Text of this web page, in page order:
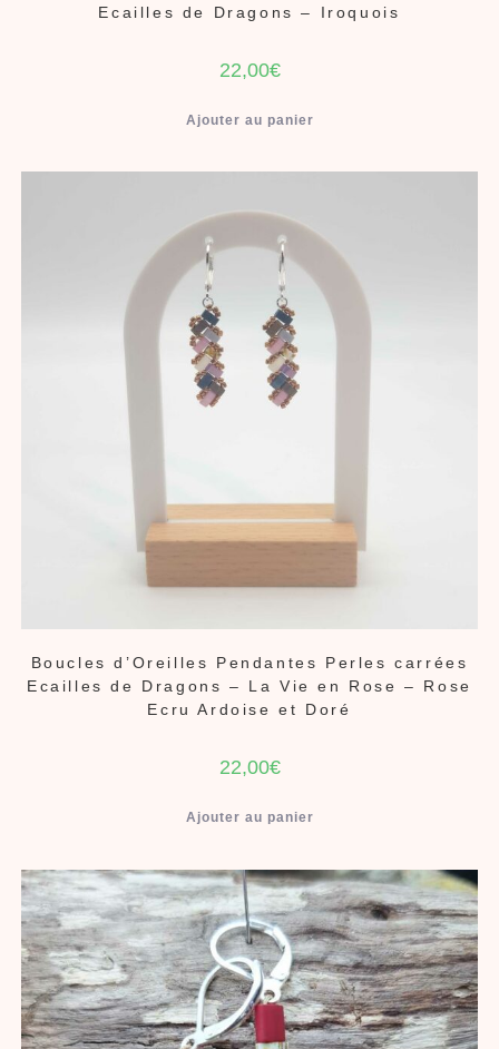
Ecailles de Dragons – Iroquois
22,00€
Ajouter au panier
Boucles d’Oreilles Pendantes Perles carrées
Ecailles de Dragons – La Vie en Rose – Rose
Ecru Ardoise et Doré
22,00€
Ajouter au panier